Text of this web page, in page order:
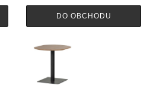
DO OBCHODU